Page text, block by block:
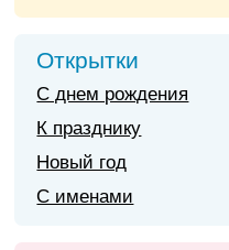
Открытки
С днем рождения
К празднику
Новый год
С именами